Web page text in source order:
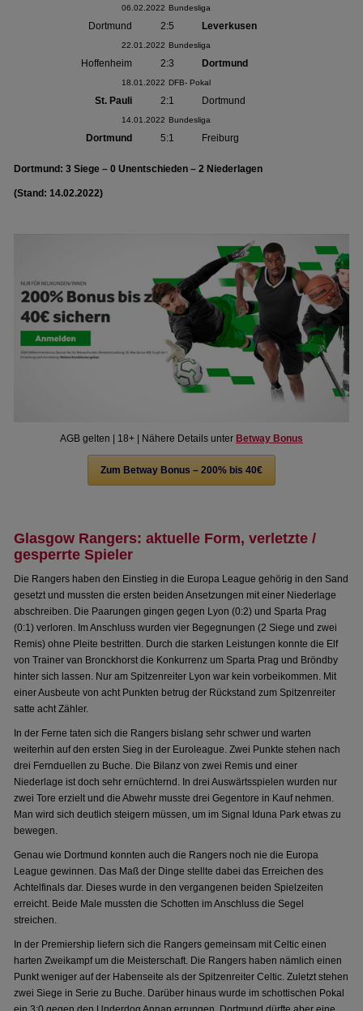
06.02.2022 Bundesliga
Dortmund 2:5 Leverkusen
22.01.2022 Bundesliga
Hoffenheim 2:3 Dortmund
18.01.2022 DFB- Pokal
St. Pauli 2:1 Dortmund
14.01.2022 Bundesliga
Dortmund 5:1 Freiburg
Dortmund: 3 Siege – 0 Unentschieden – 2 Niederlagen
(Stand: 14.02.2022)
AGB gelten | 18+ | Nähere Details unter Betway Bonus
Zum Betway Bonus – 200% bis 40€
Glasgow Rangers: aktuelle Form, verletzte /
gesperrte Spieler
Die Rangers haben den Einstieg in die Europa League gehörig in den Sand
gesetzt und mussten die ersten beiden Ansetzungen mit einer Niederlage
abschreiben. Die Paarungen gingen gegen Lyon (0:2) und Sparta Prag
(0:1) verloren. Im Anschluss wurden vier Begegnungen (2 Siege und zwei
Remis) ohne Pleite bestritten. Durch die starken Leistungen konnte die Elf
von Trainer van Bronckhorst die Konkurrenz um Sparta Prag und Bröndby
hinter sich lassen. Nur am Spitzenreiter Lyon war kein vorbeikommen. Mit
einer Ausbeute von acht Punkten betrug der Rückstand zum Spitzenreiter
satte acht Zähler.
In der Ferne taten sich die Rangers bislang sehr schwer und warten
weiterhin auf den ersten Sieg in der Euroleague. Zwei Punkte stehen nach
drei Fernduellen zu Buche. Die Bilanz von zwei Remis und einer
Niederlage ist doch sehr ernüchternd. In drei Auswärtsspielen wurden nur
zwei Tore erzielt und die Abwehr musste drei Gegentore in Kauf nehmen.
Man wird sich deutlich steigern müssen, um im Signal Iduna Park etwas zu
bewegen.
Genau wie Dortmund konnten auch die Rangers noch nie die Europa
League gewinnen. Das Maß der Dinge stellte dabei das Erreichen des
Achtelfinals dar. Dieses wurde in den vergangenen beiden Spielzeiten
erreicht. Beide Male mussten die Schotten im Anschluss die Segel
streichen.
In der Premiership liefern sich die Rangers gemeinsam mit Celtic einen
harten Zweikampf um die Meisterschaft. Die Rangers haben nämlich einen
Punkt weniger auf der Habenseite als der Spitzenreiter Celtic. Zuletzt stehen
zwei Siege in Serie zu Buche. Darüber hinaus wurde im schottischen Pokal